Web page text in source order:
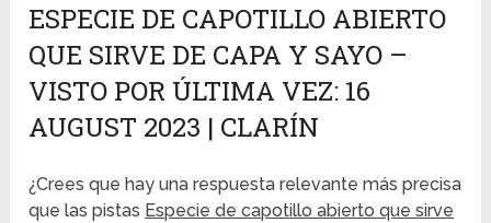
ESPECIE DE CAPOTILLO ABIERTO
QUE SIRVE DE CAPA Y SAYO –
VISTO POR ÚLTIMA VEZ: 16
AUGUST 2023 | CLARÍN
¿Crees que hay una respuesta relevante más precisa
que las pistas Especie de capotillo abierto que sirve